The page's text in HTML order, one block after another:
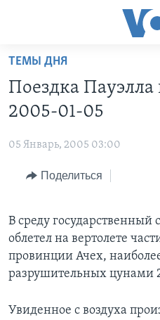
Перейти
основной
контент
навигации
поиск
ПРОГРАММЫ
НОВОСТИ ЗА МИНУТУ
ИТОГИ
ДИСКУССИЯ VOA
ДЕТАЛИ
НЬЮ-ЙОРК NEW YORK
УЧИМ АНГЛИЙСКИЙ
НАША АМЕРИКАНСКАЯ
АРТЕФАКТЫ
АМЕРИКАНСКИЕ ГОРОДКИ
ТЕСТЫ
ЭКСПЕРТИЗА
ИНТЕРВЬЮ
ЗА СВОБОДУ ПРЕССЫ
УЧИМ АНГЛИЙСКИЙ
ВИДЕО
ПОДПИСКА НА НОВОСТИ
ТЕМЫ ДНЯ
Поездка
2005-01-05
05 Январь, 2005 03:00
Поделиться
В среду государственный
облетел на вертолете
провинции Ачех,
разрушительных цунами
Увиденное с воздуха